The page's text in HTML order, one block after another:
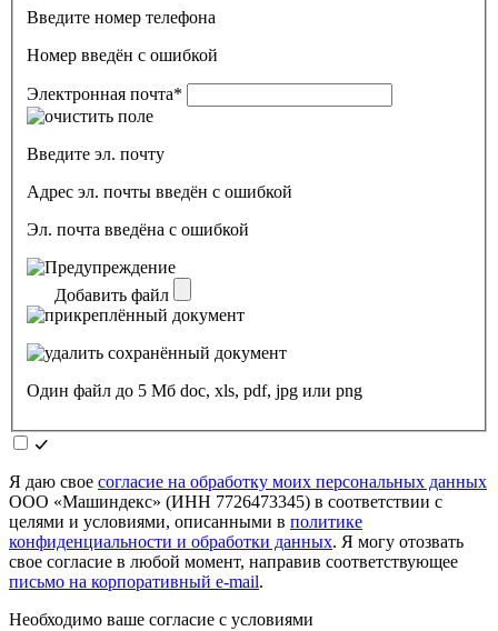
Введите номер телефона
Номер введён c ошибкой
Электронная почта*
Введите эл. почту
Адрес эл. почты введён с ошибкой
Эл. почта введёна с ошибкой
Добавить файл
Один файл до 5 Мб doc, xls, pdf, jpg или png
Я даю свое согласие на обработку моих персональных данных
ООО «Машиндекс» (ИНН 7726473345) в соответствии с
целями и условиями, описанными в политике
конфиденциальности и обработки данных. Я могу отозвать
свое согласие в любой момент, направив соответствующее
письмо на корпоративный e-mail.
Необходимо ваше согласие с условиями